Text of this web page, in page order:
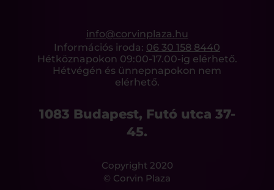
info@corvinplaza.hu
Információs iroda: 06 30 158 8440
Hétköznapokon 09:00-17.00-ig elérhető.
Hétvégén és ünnepnapokon nem
elérhető.
1083 Budapest, Futó utca 37-
45.
Copyright 2020
© Corvin Plaza